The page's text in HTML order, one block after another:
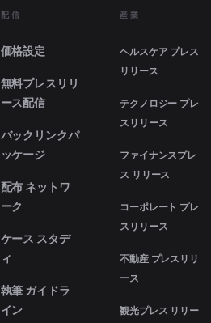
配信
価格設定
無料プレスリリ
ース配信
バックリンクパ
ッケージ
配布 ネットワ
ーク
ケース スタデ
ィ
執筆 ガイドラ
イン
産業
ヘルスケア プレス
リリース
テクノロジー プレ
スリリース
ファイナンスプレ
ス リリース
コーポレート プレ
スリリース
不動産 プレスリリ
ース
観光プレス リリー